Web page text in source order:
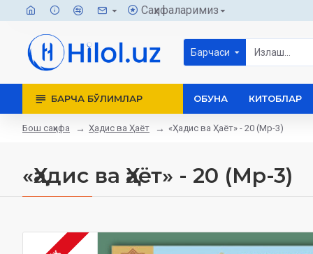
Саҳифаларимиз
Барчаси
БАРЧА БЎЛИМЛАР ОБУНА КИТОБЛАР
Бош саҳифа Ҳадис ва Ҳаёт «Ҳадис ва Ҳаёт» - 20 (Мp-3)
«Ҳадис ва Ҳаёт» - 20 (Мp-3)